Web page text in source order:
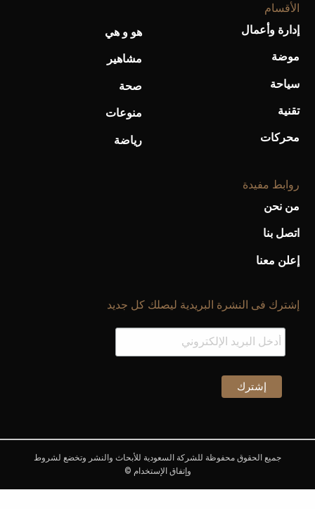
الأقسام
إدارة وأعمال
موضة
سياحة
تقنية
محركات
هو و هي
مشاهير
صحة
منوعات
رياضة
روابط مفيدة
من نحن
اتصل بنا
إعلن معنا
إشترك فى النشرة البريدية ليصلك كل جديد
جميع الحقوق محفوظة للشركة السعودية للأبحاث والنشر وتخضع لشروط
وإتفاق الإستخدام ©